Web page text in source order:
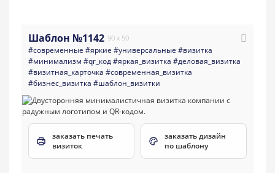
Шаблон №1142 90 x 50
#современные #яркие #универсальные #визитка
#минимализм #qr_код#яркая_визитка #деловая_визитка
#визитная_карточка #современная_визитка
#бизнес_визитка #шаблон_визитки
заказать печать
визиток
заказать дизайн
по шаблону